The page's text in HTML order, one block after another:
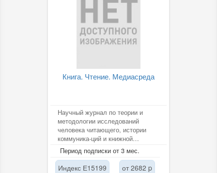
Книга. Чтение. Медиасреда
Научный журнал по теории и
методологии исследований
человека читающего, истории
коммуника-ций и книжной
культуры в области
гуманитаристики, в котором...
Период подписки от 3 мес.
Индекс Е15199 от 2682 p